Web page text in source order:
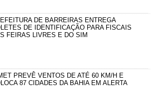
DE BARREIRAS ENTREGA
DE IDENTIFICAÇÃO PARA FISCAIS
FEIRAS LIVRES E DO SIM
PREVÊ VENTOS DE ATÉ 60 KM/H E
87 CIDADES DA BAHIA EM ALERTA